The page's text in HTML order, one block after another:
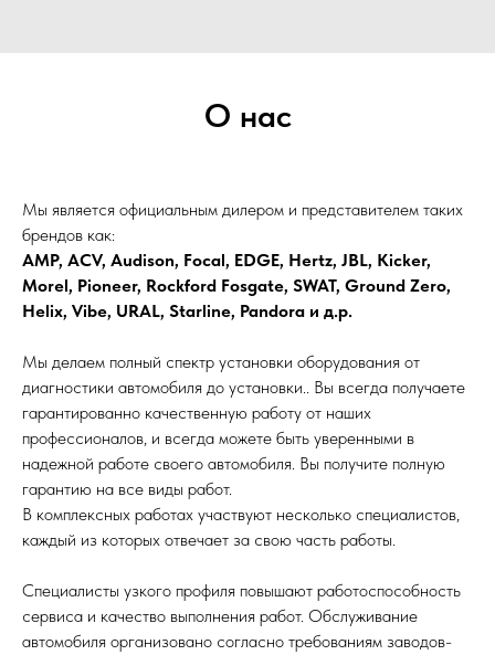
О нас
Мы является официальным дилером и представителем таких
брендов как:
AMP, ACV, Audison, Focal, EDGE, Hertz, JBL, Kicker,
Morel, Pioneer, Rockford Fosgate, SWAT, Ground Zero,
Helix, Vibe, URAL, Starline, Pandora и д.р.
Мы делаем полный спектр установки оборудования от
диагностики автомобиля до установки.. Вы всегда получаете
гарантированно качественную работу от наших
профессионалов, и всегда можете быть уверенными в
надежной работе своего автомобиля. Вы получите полную
гарантию на все виды работ.
В комплексных работах участвуют несколько специалистов,
каждый из которых отвечает за свою часть работы.
Специалисты узкого профиля повышают работоспособность
сервиса и качество выполнения работ. Обслуживание
автомобиля организовано согласно требованиям заводов-